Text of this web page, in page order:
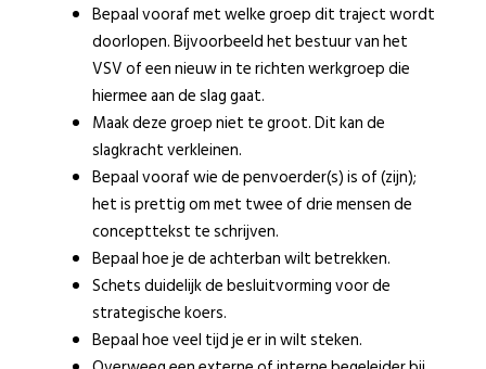
Bepaal vooraf met welke groep dit traject wordt
doorlopen. Bijvoorbeeld het bestuur van het
VSV of een nieuw in te richten werkgroep die
hiermee aan de slag gaat.
Maak deze groep niet te groot. Dit kan de
slagkracht verkleinen.
Bepaal vooraf wie de penvoerder(s) is of (zijn);
het is prettig om met twee of drie mensen de
concepttekst te schrijven.
Bepaal hoe je de achterban wilt betrekken.
Schets duidelijk de besluitvorming voor de
strategische koers.
Bepaal hoe veel tijd je er in wilt steken.